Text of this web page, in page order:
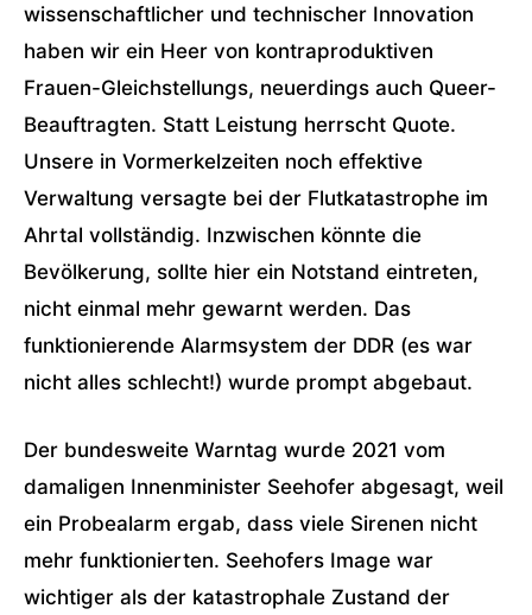
wissenschaftlicher und technischer Innovation
haben wir ein Heer von kontraproduktiven
Frauen-Gleichstellungs, neuerdings auch Queer-
Beauftragten. Statt Leistung herrscht Quote.
Unsere in Vormerkelzeiten noch effektive
Verwaltung versagte bei der Flutkatastrophe im
Ahrtal vollständig. Inzwischen könnte die
Bevölkerung, sollte hier ein Notstand eintreten,
nicht einmal mehr gewarnt werden. Das
funktionierende Alarmsystem der DDR (es war
nicht alles schlecht!) wurde prompt abgebaut.
Der bundesweite Warntag wurde 2021 vom
damaligen Innenminister Seehofer abgesagt, weil
ein Probealarm ergab, dass viele Sirenen nicht
mehr funktionierten. Seehofers Image war
wichtiger als der katastrophale Zustand der